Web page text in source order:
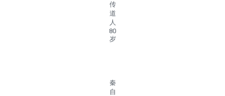
传
道
人
80
岁
秦
自